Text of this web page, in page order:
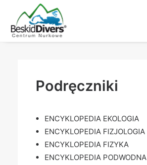
Podręczniki
ENCYKLOPEDIA EKOLOGIA
ENCYKLOPEDIA FIZJOLOGIA
ENCYKLOPEDIA FIZYKA
ENCYKLOPEDIA PODWODNA